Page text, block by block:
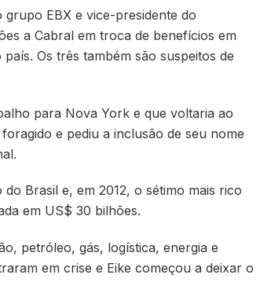
EBX e vice-presidente do
a Cabral em troca de benefícios em
Os três também são suspeitos de
para Nova York e que voltaria ao
e pediu a inclusão de seu nome
Brasil e, em 2012, o sétimo mais rico
em US$ 30 bilhões.
petróleo, gás, logística, energia e
em crise e Eike começou a deixar o